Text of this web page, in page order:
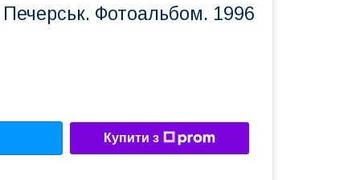
Фотоальбом. 1996
Купити з